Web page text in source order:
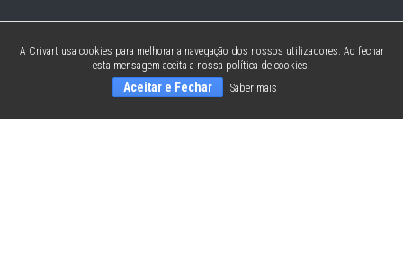
A Crivart usa cookies para melhorar a navegação dos nossos utilizadores. Ao fechar
esta mensagem aceita a nossa política de cookies.
Aceitar e Fechar Saber mais